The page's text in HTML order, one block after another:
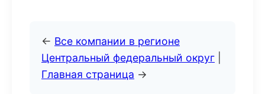
← Все компании в регионе
Центральный федеральный округ
Главная страница →